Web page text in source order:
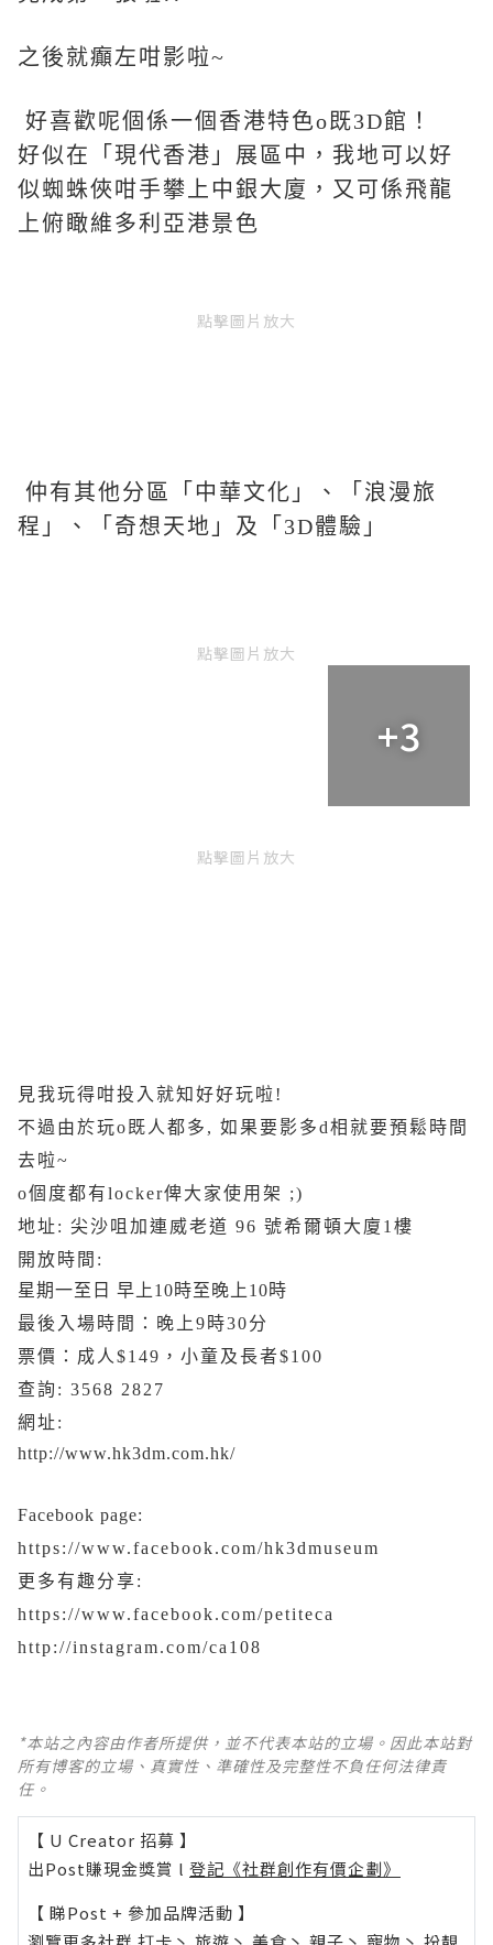
之後就癲左咁影啦~
好喜歡呢個係一個香港特色o既3D館！
好似在「現代香港」展區中，我地可以好
似蜘蛛俠咁手攀上中銀大廈，又可係飛龍
上俯瞰維多利亞港景色
點擊圖片放大
仲有其他分區「中華文化」、「浪漫旅
程」、「奇想天地」及「3D體驗」
點擊圖片放大
+3
點擊圖片放大
見我玩得咁投入就知好好玩啦!
不過由於玩o既人都多, 如果要影多d相就要預鬆時間
去啦~
o個度都有locker俾大家使用架 ;)
地址: 尖沙咀加連威老道 96 號希爾頓大廈1樓
開放時間:
星期一至日 早上10時至晚上10時
最後入場時間：晚上9時30分
票價：成人$149，小童及長者$100
查詢: 3568 2827
網址:
http://www.hk3dm.com.hk/
Facebook page:
https://www.facebook.com/hk3dmuseum
更多有趣分享:
https://www.facebook.com/petiteca
http://instagram.com/ca108
*本站之內容由作者所提供，並不代表本站的立場。因此本站對
所有博客的立場、真實性、準確性及完整性不負任何法律責
任。
【 U Creator 招募 】
出Post賺現金獎賞 l 登記《社群創作有價企劃》
【 睇Post + 參加品牌活動 】